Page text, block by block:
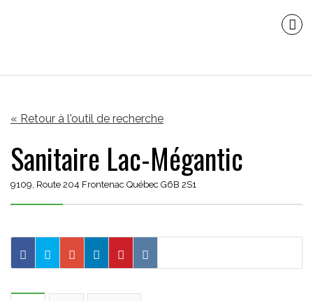
« Retour à l'outil de recherche
Sanitaire Lac-Mégantic
9109, Route 204 Frontenac Québec G6B 2S1